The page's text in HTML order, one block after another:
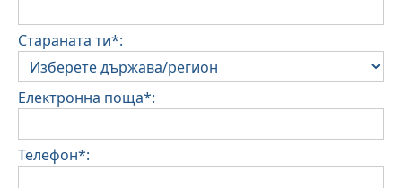
Стараната ти*:
Електронна поща*:
Телефон*: